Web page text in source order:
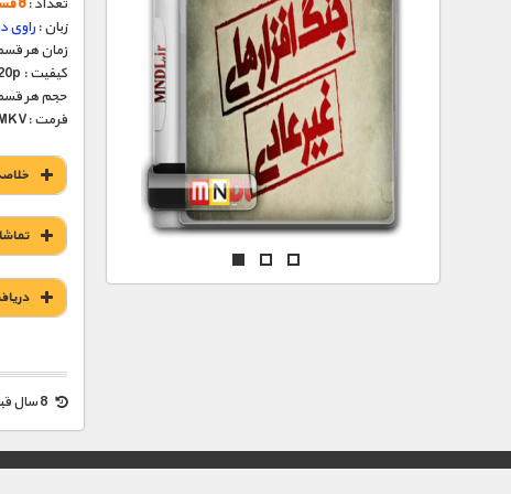
زبان :راوی
زمان هر قسمت :
کیفیت : HD 1080p – HD 720p (فوق العاده)
حجم هر قسمت : 286 –
فرمت :MKV
8 سال قبل